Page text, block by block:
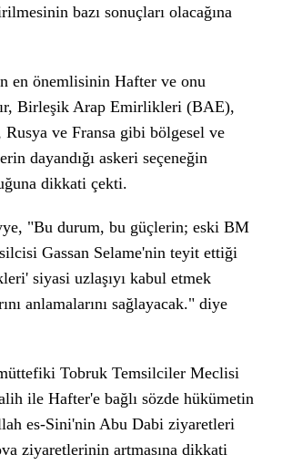
bazı sonuçları olacağına
en önemlisinin Hafter ve onu
Birleşik Arap Emirlikleri (BAE),
Rusya ve Fransa gibi bölgesel ve
dayandığı askeri seçeneğin
dikkati çekti.
"Bu durum, bu güçlerin; eski BM
Gassan Selame'nin teyit ettiği
siyasi uzlaşıyı kabul etmek
anlamalarını sağlayacak." diye
Tobruk Temsilciler Meclisi
ile Hafter'e bağlı sözde hükümetin
es-Sini'nin Abu Dabi ziyaretleri
ziyaretlerinin artmasına dikkati